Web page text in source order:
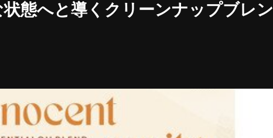
態へと導くクリーンナップブレン